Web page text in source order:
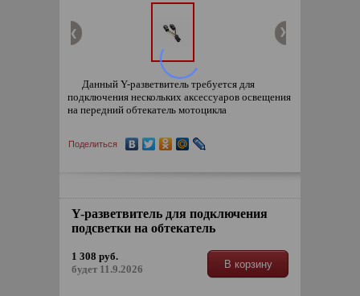
Данный Y-разветвитель требуется для
подключения нескольких аксессуаров освещения
на передний обтекатель мотоцикла
Поделиться
Y-разветвитель для подключения
подсветки на обтекатель
1 308 руб.
будет 11.9.2026
В корзину